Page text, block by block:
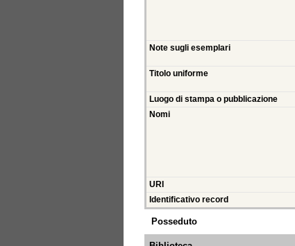
Note sugli esemplari
Titolo uniforme
Luogo di stampa o pubblicazione
Nomi
URI
Identificativo record
Posseduto